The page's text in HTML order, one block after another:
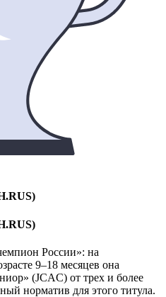
России»: на
9–18 месяцев она
(JCAC) от трех и более
норматив для этого титула.